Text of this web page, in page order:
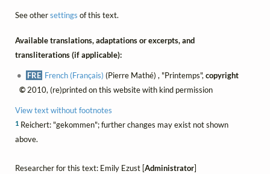
See othersettings of this text.
Available translations, adaptations or excerpts, and
transliterations (if applicable):
FRE French (Français) (Pierre Mathé) , "Printemps",copyright
©2010, (re)printed on this website with kind permission
View text without footnotes
1Reichert: "gekommen"; further changes may exist not shown
above.
Researcher for this text: Emily Ezust [Administrator]